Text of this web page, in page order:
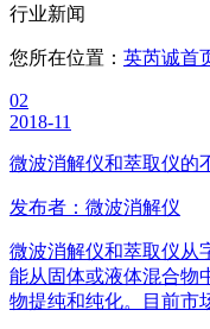
行业新闻
您所在位置： 英芮诚首
02
2018-11
微波消解仪和萃取仪的
发布者：微波消解仪
微波消解仪和萃取仪从
能从固体或液体混合物
物提纯和纯化。目前市